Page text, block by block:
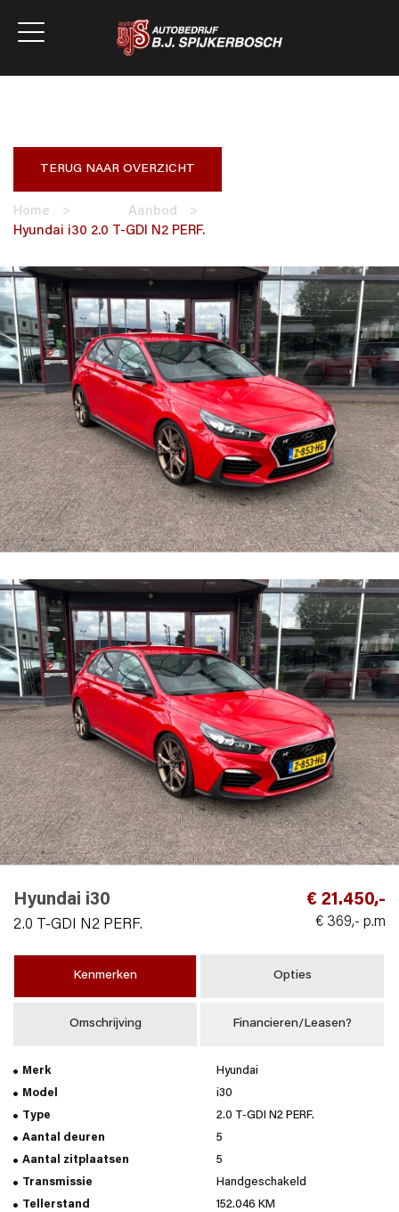
TERUG NAAR OVERZICHT
Home > Aanbod
>
Hyundai i30 2.0 T-GDI N2 PERF.
Hyundai i30
2.0 T-GDI N2 PERF.
€ 21.450,-
€ 369,- p.m
Kenmerken Opties
Omschrijving Financieren/Leasen?
Merk
Hyundai
Model
i30
Type
2.0 T-GDI N2 PERF.
Aantal deuren
5
Aantal zitplaatsen
5
Transmissie
Handgeschakeld
Tellerstand
152.046 KM